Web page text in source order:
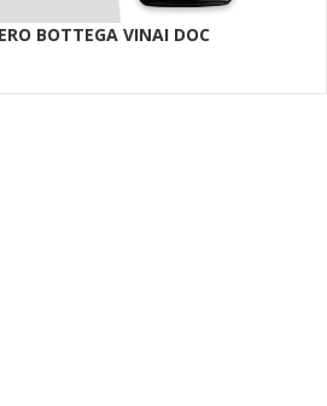
BOTTEGA VINAI DOC